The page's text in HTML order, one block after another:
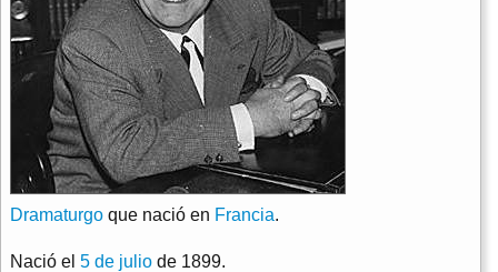
Dramaturgo que nació en Francia.
Nació el 5 de julio de 1899.